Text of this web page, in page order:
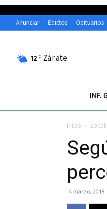
Anunciar Edictos Obituarios
12 C Zárate
INF.
Inicio
4 marzo, 2018